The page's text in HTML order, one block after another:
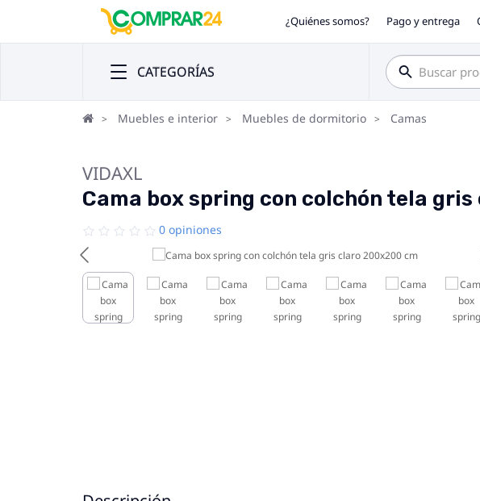
¿Quiénes somos? Pago y entrega
CATEGORÍAS
Muebles e interior Muebles de dormitorio Camas
VIDAXL
Cama box spring con colchón tela
0 opiniones